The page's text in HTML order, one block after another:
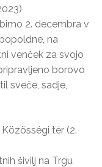
2. decembra v
na
venček za svojo
borovo
sveče, sadje,
tér (2.
šivilj na Trgu